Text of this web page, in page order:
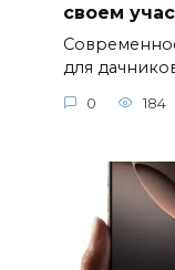
своем
для
0 184